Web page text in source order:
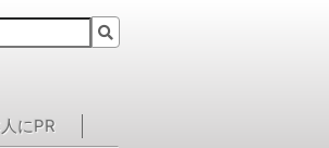
にPR